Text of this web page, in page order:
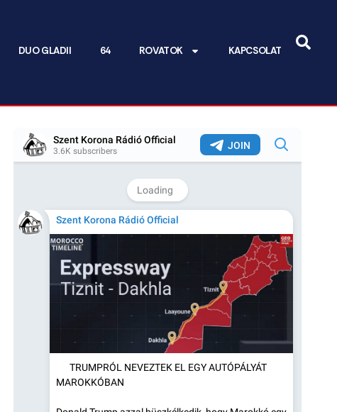
DUO GLADII 64 ROVATOK KAPCSOLAT